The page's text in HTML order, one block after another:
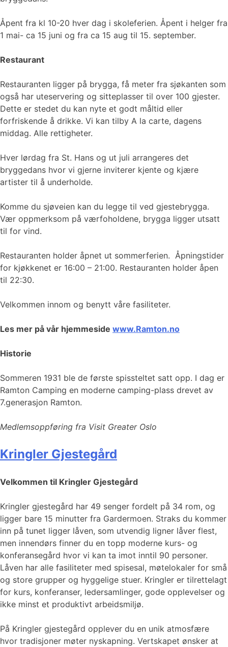
Åpent fra kl 10-20 hver dag i skoleferien. Åpent i helger fra
1 mai- ca 15 juni og fra ca 15 aug til 15. september.
Restaurant
Restauranten ligger på brygga, få meter fra sjøkanten som
også har uteservering og sitteplasser til over 100 gjester.
Dette er stedet du kan nyte et godt måltid eller
forfriskende å drikke. Vi kan tilby A la carte, dagens
middag. Alle rettigheter.
Hver lørdag fra St. Hans og ut juli arrangeres det
bryggedans hvor vi gjerne inviterer kjente og kjære
artister til å underholde.
Komme du sjøveien kan du legge til ved gjestebrygga.
Vær oppmerksom på værfoholdene, brygga ligger utsatt
til for vind.
Restauranten holder åpnet ut sommerferien. Åpningstider
for kjøkkenet er 16:00 – 21:00. Restauranten holder åpen
til 22:30.
Velkommen innom og benytt våre fasiliteter.
Les mer på vår hjemmeside www.Ramton.no
Historie
Sommeren 1931 ble de første spissteltet satt opp. I dag er
Ramton Camping en moderne camping-plass drevet av
7.generasjon Ramton.
Medlemsoppføring fra Visit Greater Oslo
Kringler Gjestegård
Velkommen til Kringler Gjestegård
Kringler gjestegård har 49 senger fordelt på 34 rom, og
ligger bare 15 minutter fra Gardermoen. Straks du kommer
inn på tunet ligger låven, som utvendig ligner låver flest,
men innendørs finner du en topp moderne kurs- og
konferansegård hvor vi kan ta imot inntil 90 personer.
Låven har alle fasiliteter med spisesal, møtelokaler for små
og store grupper og hyggelige stuer. Kringler er tilrettelagt
for kurs, konferanser, ledersamlinger, gode opplevelser og
ikke minst et produktivt arbeidsmiljø.
På Kringler gjestegård opplever du en unik atmosfære
hvor tradisjoner møter nyskapning. Vertskapet ønsker at